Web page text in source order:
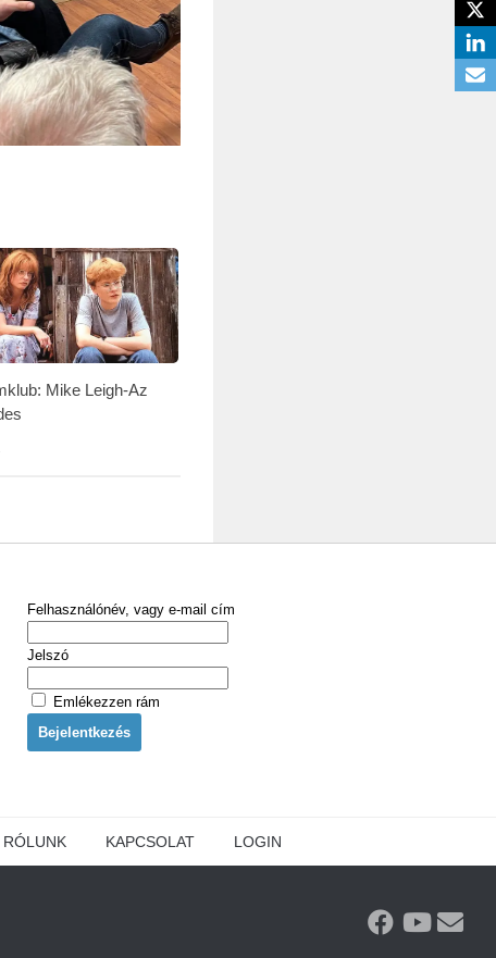
Mike Leigh-Az
Felhasználónév, vagy e-mail cím
Jelszó
Emlékezzen rám
RÓLUNK KAPCSOLAT LOGIN